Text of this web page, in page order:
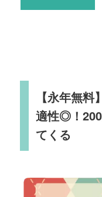
【永年無
適性◎！
てくる